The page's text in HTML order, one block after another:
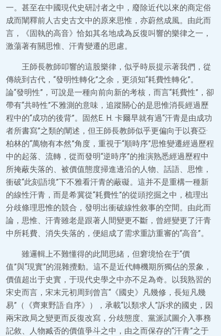
一。甚至在中國現代史研討者之中，廢除近代以來的商定俗
成而闡釋前人古史古文中的原來思惟，亦蔚然成風。由此而
言，《固執的高音》恰如其名地成為反復叫響的樂律之一，
激蕩著有關思惟、汗青變遷的思慮。
王師長教師叩響的這股樂律，似乎時辰提示著我們，從
傳統到古代，“發明性轉化”之余，更須知“耗費性轉化”。
論“發明性”，可說是一種向前向新的考核，而言“耗費性”，卻
帶有“共時性”不雅測的意味，追蹤關心的是思惟消長經過歷
程中的“成功的後背”。固然E. H. 卡爾早就有過“汗青是由成功
者所書寫”之類的闡述，但王師長教師似乎更偏向于以賽亞·
柏林的“萬物有本然”角度，重視于“順時序”思惟變遷經過歷程
中的起落、流轉，從而發明“逆時序”的推演熟悉經過歷程中
所掩蔽失落的、被價值態度掃進邊沿的人物、話語、思惟，
衝破“此刻語境”下不雅看汗青的蔽礙。這并不是重構一種新
的線性汗青，而是希冀從“耗費性”的從頭挖掘之中，梳理出
分歧條理思惟的競合，發明出衝破線性敘事的空間。由此而
論，思惟、汗青雖老是跟著人間變更不斷，曾經變更了汗青
中所耗費、消失失落的，便組成了需求重訪重審的“高音”。
雖邏輯上不難懂得的此間思緒，但窘境恰在于“價
值”與“現實”的混雜攪動。這不是近代轉機期所獨佔的景象，
價值超出于史實，于現代史學之中亦不足為奇。以我熟習的
宋史而言，宋末元初周到曾言“《國史》凡幾修，長短凡幾
易”（《齊東野語·自序》），承載“以類求人”訴求的國史，因
兩宋政局之變更而反復改寫，分歧態度、黨派試圖介入事務
記敘、人物臧否的價值爭斗之中，由之而保存的“汗青”之于